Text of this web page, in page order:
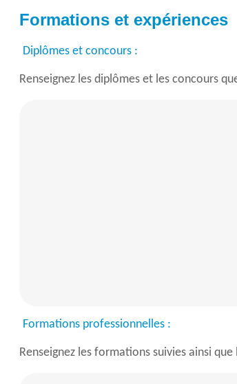
Formations et expériences
Diplômes et concours :
Renseignez les diplômes et les concours
Formations professionnelles :
Renseignez les formations suivies ainsi